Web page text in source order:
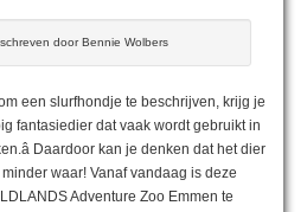
door Bennie Wolbers
een slurfhondje te beschrijven, krijg je
fantasiedier dat vaak wordt gebruikt in
Daardoor kan je denken dat het dier
waar! Vanaf vandaag is deze
Adventure Zoo Emmen te